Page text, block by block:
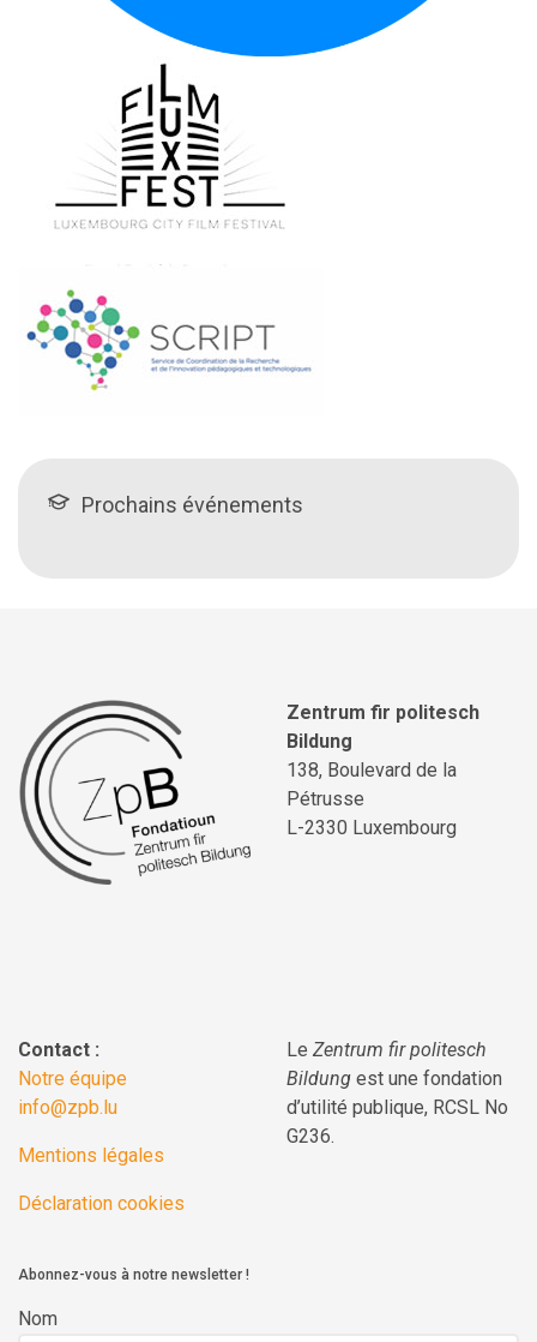
Prochains événements
Zentrum fir politesch
Bildung
138, Boulevard de la
Pétrusse
L-2330 Luxembourg
Contact :
Notre équipe
info@zpb.lu
Mentions légales
Déclaration cookies
Le Zentrum fir politesch
Bildung est une fondation
d’utilité publique, RCSL No
G236.
Abonnez-vous à notre newsletter !
Nom